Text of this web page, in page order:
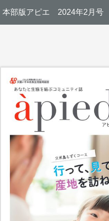
本部版アピエ 2024年2月号